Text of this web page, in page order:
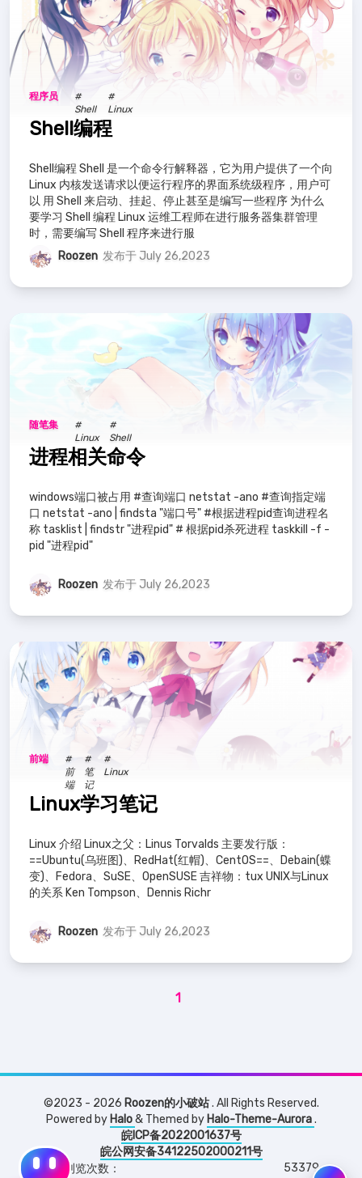
程序员
#
Shell
#
Linux
Shell编程
Shell编程 Shell 是一个命令行解释器，它为用户提供了一个向
Linux 内核发送请求以便运行程序的界面系统级程序，用户可
以 用 Shell 来启动、挂起、停止甚至是编写一些程序 为什么
要学习 Shell 编程 Linux 运维工程师在进行服务器集群管理
时，需要编写 Shell 程序来进行服
Roozen 发布于 July 26,2023
随笔集
#
Linux
#
Shell
进程相关命令
windows端口被占用 #查询端口 netstat -ano #查询指定端
口 netstat -ano | findsta "端口号" #根据进程pid查询进程名
称 tasklist | findstr "进程pid" # 根据pid杀死进程 taskkill -f -
pid "进程pid"
Roozen 发布于 July 26,2023
前端
#
前
端
#
笔
记
#
Linux
Linux学习笔记
Linux 介绍 Linux之父：Linus Torvalds 主要发行版：
==Ubuntu(乌班图)、RedHat(红帽)、CentOS==、Debain(蝶
变)、Fedora、SuSE、OpenSUSE 吉祥物：tux UNIX与Linux
的关系 Ken Tompson、Dennis Richr
Roozen 发布于 July 26,2023
1
©2023 - 2026 Roozen的小破站. All Rights Reserved.
Powered by Halo& Themed by Halo-Theme-Aurora.
皖ICP备2022001637号
皖公网安备34122502000211号
浏览次数：
53379